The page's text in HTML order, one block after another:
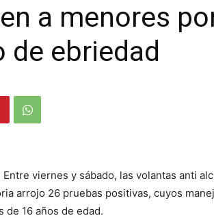
a menores
de ebriedad
viernes y sábado, las volantas anti
arrojo 26 pruebas positivas, cuyos
de 16 años de edad.